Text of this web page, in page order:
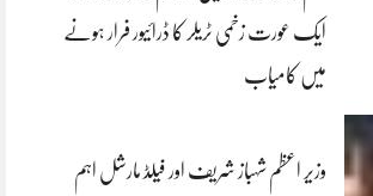
ایک عورت زخمی ٹریلر کا ڈرائیور فرار ہونے
میں کامیاب
وزیر اعظم شہباز شریف اور فیلڈ مارشل اہم